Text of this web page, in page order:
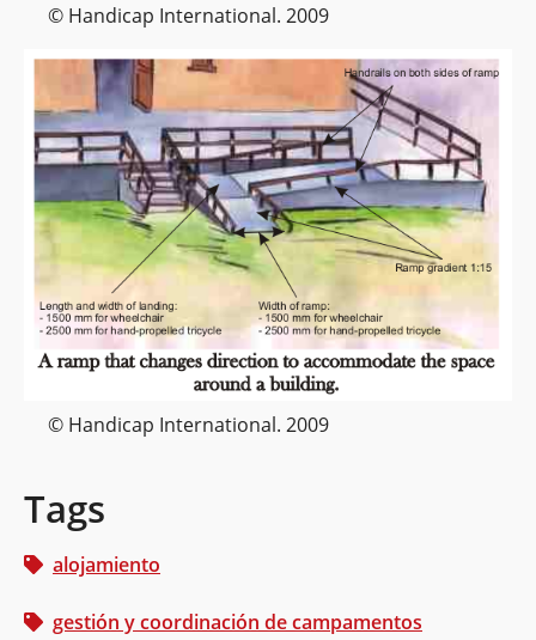
© Handicap International. 2009
© Handicap International. 2009
Tags
alojamiento
gestión y coordinación de campamentos